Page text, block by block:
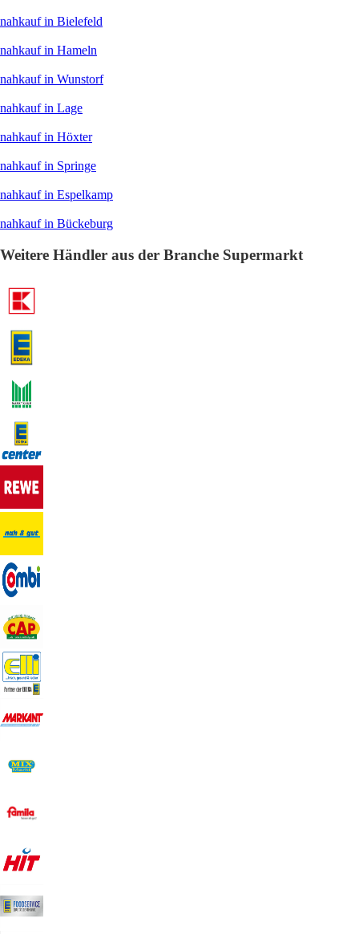
nahkauf in Bielefeld
nahkauf in Hameln
nahkauf in Wunstorf
nahkauf in Lage
nahkauf in Höxter
nahkauf in Springe
nahkauf in Espelkamp
nahkauf in Bückeburg
Weitere Händler aus der Branche Supermarkt